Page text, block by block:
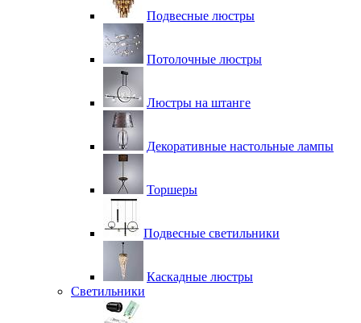
Подвесные люстры
Потолочные люстры
Люстры на штанге
Декоративные настольные лампы
Торшеры
Подвесные светильники
Каскадные люстры
Светильники